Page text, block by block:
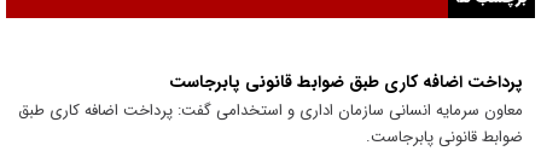
پرداخت اضافه کاری طبق ضوابط قانونی پابرجاست
معاون سرمایه انسانی سازمان اداری و استخدامی گفت: پرداخت اضافه کاری طبق
ضوابط قانونی پابرجاست.